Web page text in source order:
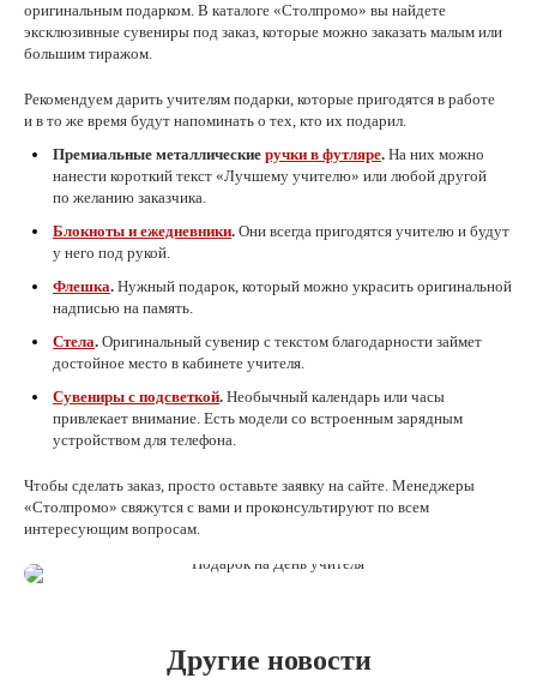
оригинальным подарком. В каталоге «Столпромо» вы найдете
эксклюзивные сувениры под заказ, которые можно заказать малым или
большим тиражом.
Рекомендуем дарить учителям подарки, которые пригодятся в работе
и в то же время будут напоминать о тех, кто их подарил.
Премиальные металлические ручки в футляре. На них можно
нанести короткий текст «Лучшему учителю» или любой другой
по желанию заказчика.
Блокноты и ежедневники. Они всегда пригодятся учителю и будут
у него под рукой.
Флешка. Нужный подарок, который можно украсить оригинальной
надписью на память.
Стела. Оригинальный сувенир с текстом благодарности займет
достойное место в кабинете учителя.
Сувениры с подсветкой. Необычный календарь или часы
привлекает внимание. Есть модели со встроенным зарядным
устройством для телефона.
Чтобы сделать заказ, просто оставьте заявку на сайте. Менеджеры
«Столпромо» свяжутся с вами и проконсультируют по всем
интересующим вопросам.
Другие новости